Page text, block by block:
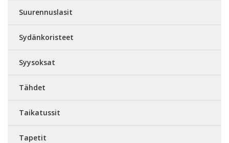
Suurennuslasit
Sydänkoristeet
Syysoksat
Tähdet
Taikatussit
Tapetit